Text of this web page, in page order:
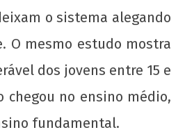
o sistema alegando
O mesmo estudo mostra
dos jovens entre 15 e
chegou no ensino médio,
fundamental.